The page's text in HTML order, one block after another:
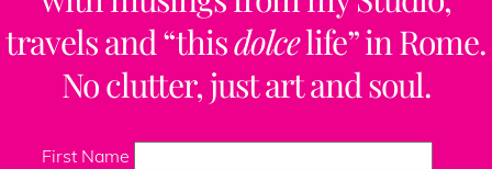
travels and “thisdolcelife” in Rome.
No clutter, just art and soul.
First Name